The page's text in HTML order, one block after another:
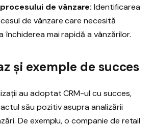
de vânzare: Identificarea
de vânzare care necesită
închiderea mai rapidă a vânzărilor.
și exemple de succes
au adoptat CRM-ul cu succes,
său pozitiv asupra analizării
De exemplu, o companie de retail